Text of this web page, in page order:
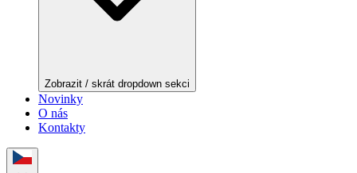
Zobrazit / skrát dropdown sekci
Novinky
O nás
Kontakty